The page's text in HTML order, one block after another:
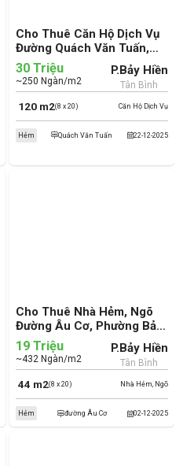
Cho Thuê Căn Hộ Dịch Vụ
Đường Quách Văn Tuấn,
Phường Bảy Hiền, Quận
Tân Bình (cũ)
Căn Hộ Dịch Vụ
120 m2(8 x 20)
30 Triệu
~250 Ngàn/m2
P.Bảy Hiền
Tân Bình
22-12-2025
Hẻm Quách Văn Tuấn
Cho Thuê Nhà Hẻm, Ngõ
Đường Âu Cơ, Phường Bảy
Hiền, Quận Tân Bình (cũ)
Nhà Hẻm, Ngõ
44 m2(8 x 20)
19 Triệu
~432 Ngàn/m2
P.Bảy Hiền
Tân Bình
02-12-2025
Hẻm đường Âu Cơ